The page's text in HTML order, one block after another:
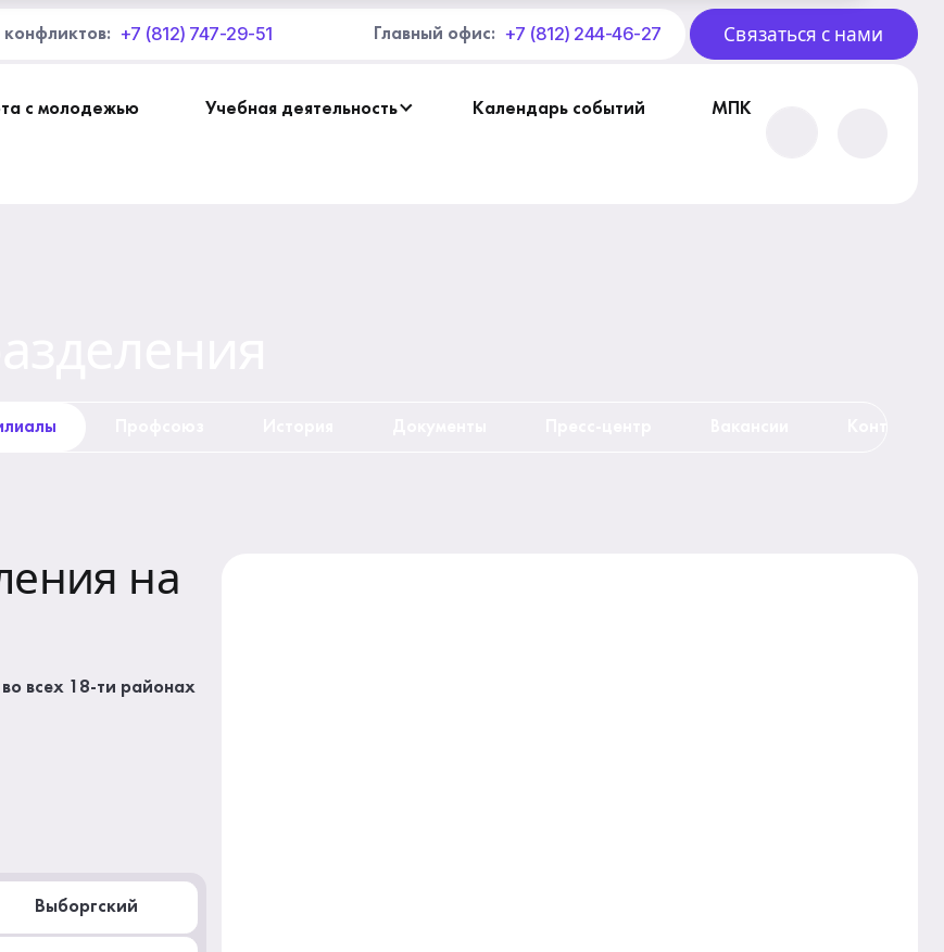
+7 (812) 747-29-51 Главный офис: +7 (812) 244-46-27 Связаться с нами
с молодежью Учебная деятельность Календарь событий МПК
на
всех 18-ти районах
Выборгский